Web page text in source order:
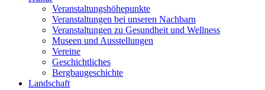
Veranstaltungshöhepunkte
Veranstaltungen bei unseren Nachbarn
Veranstaltungen zu Gesundheit und Wellness
Museen und Ausstellungen
Vereine
Geschichtliches
Bergbaugeschichte
Landschaft